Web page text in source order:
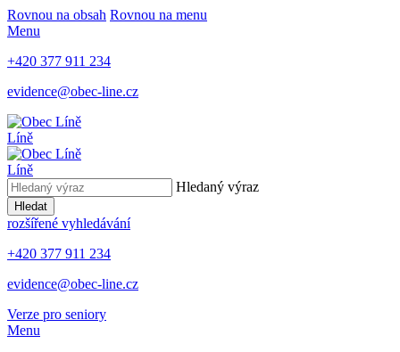
Rovnou na obsah Rovnou na menu
Menu
+420 377 911 234
evidence@obec-line.cz
Líně
Líně
Hledaný výraz
Hledat
rozšířené vyhledávání
+420 377 911 234
evidence@obec-line.cz
Verze pro seniory
Menu